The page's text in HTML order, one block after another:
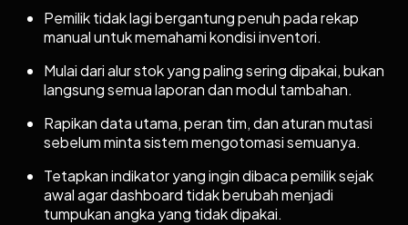
Pemilik tidak lagi bergantung penuh pada rekap
manual untuk memahami kondisi inventori.
Mulai dari alur stok yang paling sering dipakai, bukan
langsung semua laporan dan modul tambahan.
Rapikan data utama, peran tim, dan aturan mutasi
sebelum minta sistem mengotomasi semuanya.
Tetapkan indikator yang ingin dibaca pemilik sejak
awal agar dashboard tidak berubah menjadi
tumpukan angka yang tidak dipakai.